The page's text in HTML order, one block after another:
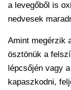
a levegőből is
nedvesek
Amint megérzik
ösztönük a
lépcsőjén vagy
kapaszkodni,